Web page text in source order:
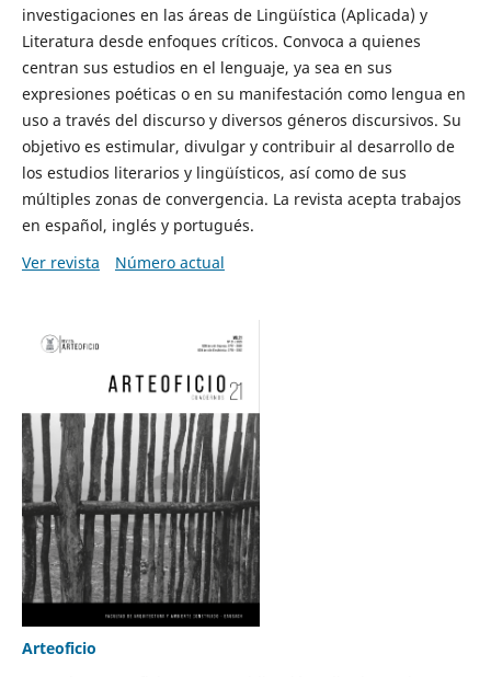
investigaciones en las áreas de Lingüística (Aplicada) y
Literatura desde enfoques críticos. Convoca a quienes
centran sus estudios en el lenguaje, ya sea en sus
expresiones poéticas o en su manifestación como lengua en
uso a través del discurso y diversos géneros discursivos. Su
objetivo es estimular, divulgar y contribuir al desarrollo de
los estudios literarios y lingüísticos, así como de sus
múltiples zonas de convergencia. La revista acepta trabajos
en español, inglés y portugués.
Ver revista
Número actual
Arteoficio